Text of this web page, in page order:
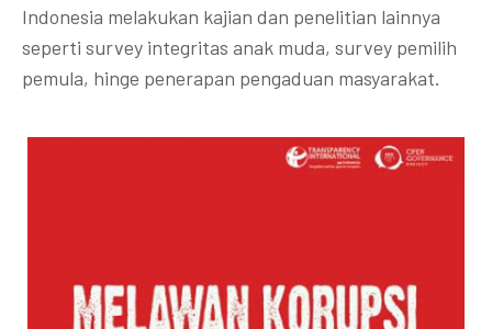
Indonesia melakukan kajian dan penelitian lainnya
seperti survey integritas anak muda, survey pemilih
pemula, hinge penerapan pengaduan masyarakat.